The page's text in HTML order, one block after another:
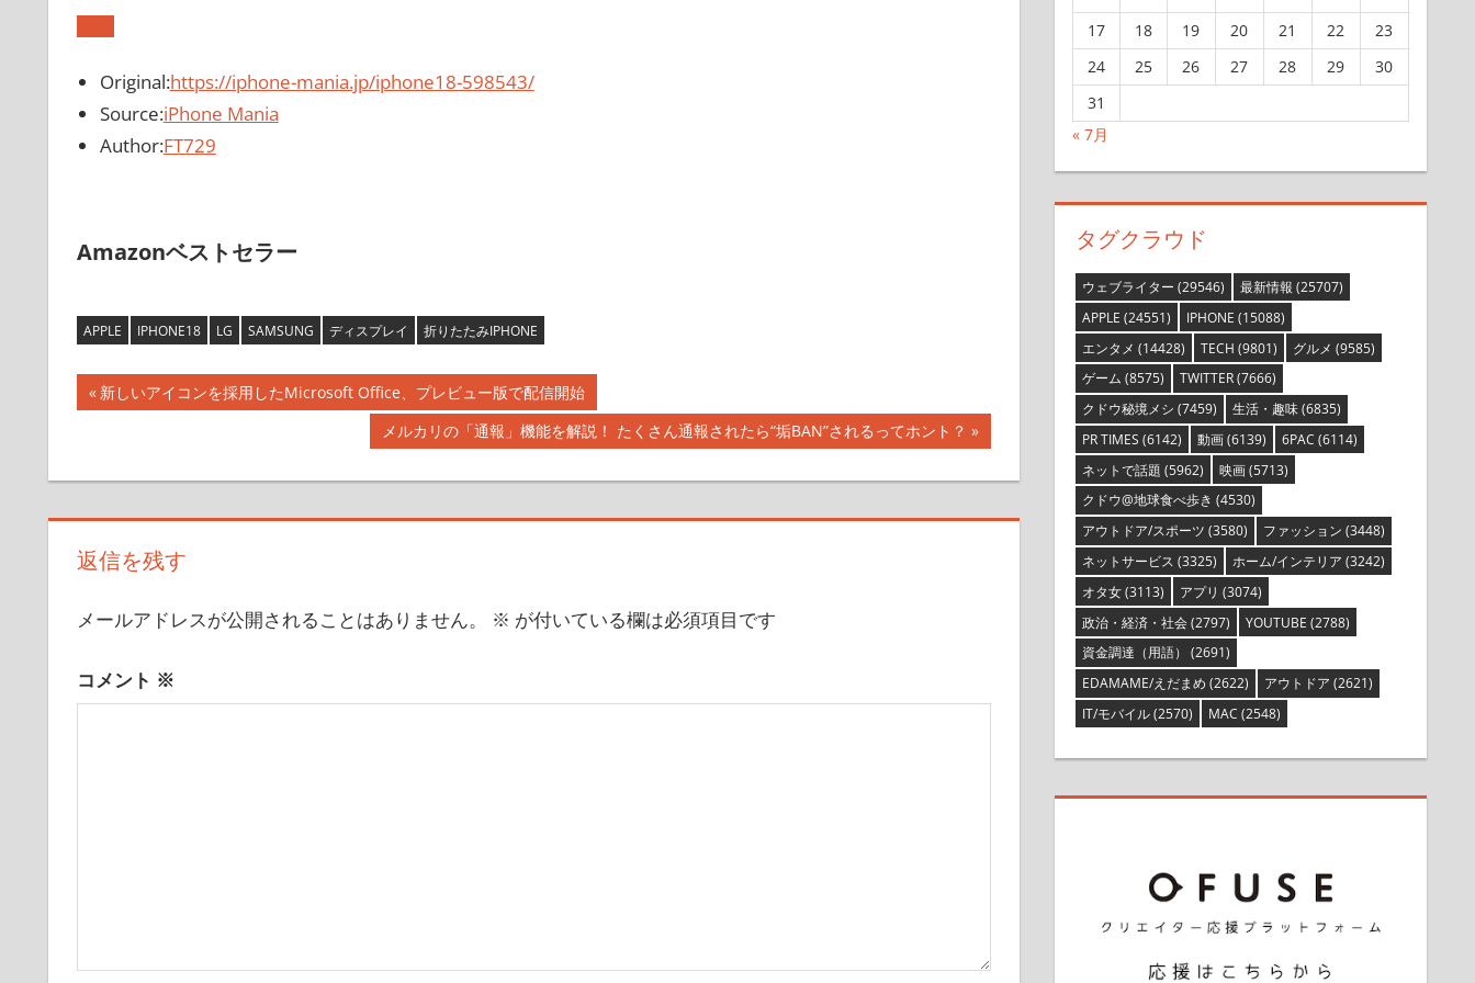
Original:https://iphone-mania.jp/iphone18-598543/
Source:iPhone Mania
Author:FT729
Amazonベストセラー
APPLE IPHONE18 LG SAMSUNG ディスプレイ 折りたたみIPHONE
投
ナ
ビ
ゲ
ー
ョ
前
の
新しいアイコンを採用したMicrosoft Office、プレビュー版で配信開始
次
の
記
メルカリの「通報」機能を解説！ たくさん通報されたら“垢BAN”されるってホント？
返信を残す
メールアドレスが公開されることはありません。 ※ が付いている欄は必須項目です
コメント ※
17
18 19 20 21 22
23
24
25 26 27 28 29
30
31
« 7月
タグクラウド
ウェブライター (29546) 最新情報 (25707)
APPLE (24551) IPHONE (15088)
エンタメ (14428) TECH (9801) グルメ (9585)
ゲーム (8575) TWITTER(7666)
クドウ秘境メシ (7459) 生活・趣味(6835)
PR TIMES (6142) 動画(6139) 6PAC (6114)
ネットで話題 (5962) 映画(5713)
クドウ@地球食べ歩き (4530)
アウトドア/スポーツ (3580) ファッション (3448)
ネットサービス (3325) ホーム/インテリア (3242)
オタ女(3113) アプリ (3074)
政治・経済・社会(2797) YOUTUBE (2788)
資金調達（用語） (2691)
EDAMAME/えだまめ (2622) アウトドア (2621)
IT/モバイル(2570) MAC (2548)